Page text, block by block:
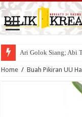
Ari Golok Siang; Abi
Home / Buah Pikiran UU